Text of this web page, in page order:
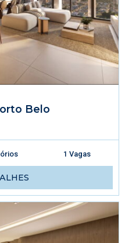
Belo
1 Vagas